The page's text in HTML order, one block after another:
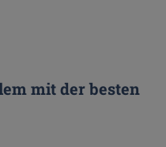
mit der besten